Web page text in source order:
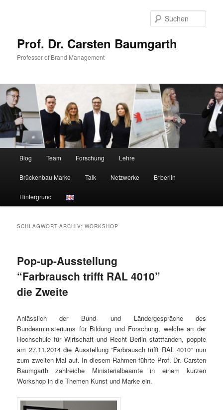
Prof. Dr. Carsten Baumgarth
Professor of Brand Management
Blog Team Forschung Lehre
Brückenbau Marke Talk Netzwerke B*berlin
Hintergrund
SCHLAGWORT-ARCHIV:WORKSHOP
Pop-up-Ausstellung
“Farbrausch trifft RAL 4010”
die Zweite
Anlässlich der Bund- und Ländergespräche des
Bundesministeriums für Bildung und Forschung, welche an der
Hochschule für Wirtschaft und Recht Berlin stattfanden, poppte
am 27.11.2014 die Ausstellung “Farbrausch trifft RAL 4010“ nun
zum zweiten Mal auf. In diesem Rahmen führte Prof. Dr. Carsten
Baumgarth zahlreiche Ministerialbeamte in einem kurzen
Workshop in die Themen Kunst und Marke ein.